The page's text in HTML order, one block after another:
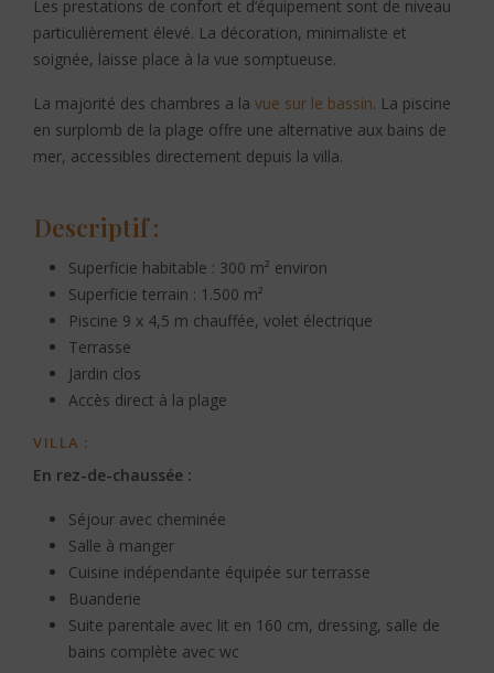
Les prestations de confort et d’équipement sont de niveau
particulièrement élevé. La décoration, minimaliste et
soignée, laisse place à la vue somptueuse.
La majorité des chambres a la vue sur le bassin. La piscine
en surplomb de la plage offre une alternative aux bains de
mer, accessibles directement depuis la villa.
Descriptif :
Superficie habitable : 300 m² environ
Superficie terrain : 1.500 m²
Piscine 9 x 4,5 m chauffée, volet électrique
Terrasse
Jardin clos
Accès direct à la plage
VILLA :
En rez-de-chaussée :
Séjour avec cheminée
Salle à manger
Cuisine indépendante équipée sur terrasse
Buanderie
Suite parentale avec lit en 160 cm, dressing, salle de
bains complète avec wc